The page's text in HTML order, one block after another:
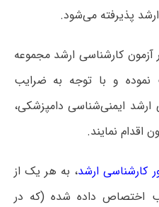
پذیرفته می‌شود.
آزمون کارشناسی ارشد مجموعه
نموده و با توجه به ضرایب
ارشد ایمنی‌شناسی دامپزشکی،
اقدام نمایند.
کارشناسی ارشد، به هر یک از
اختصاص داده شده (که در